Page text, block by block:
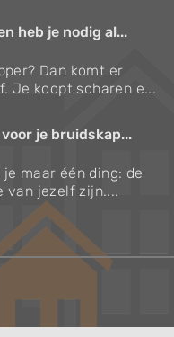
heb je nodig al...
Dan komt er
Je koopt scharen e...
je bruidskap...
maar één ding: de
van jezelf zijn....